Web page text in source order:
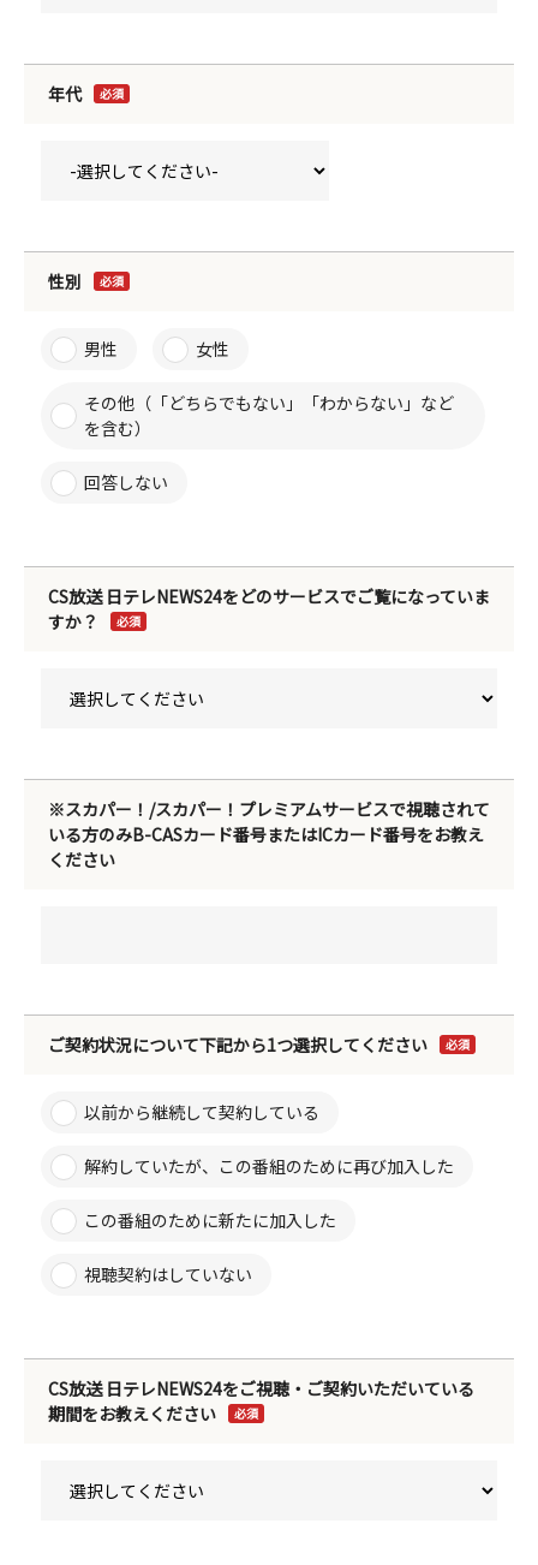
年代 必須
性別 必須
男性 女性
その他（「どちらでもない」「わからない」など
を含む）
回答しない
CS放送 日テレNEWS24をどのサービスでご覧になっていま
すか？
必須
※スカパー！/スカパー！プレミアムサービスで視聴されて
いる方のみB-CASカード番号またはICカード番号をお教え
ください
ご契約状況について下記から1つ選択してください 必須
以前から継続して契約している
解約していたが、この番組のために再び加入した
この番組のために新たに加入した
視聴契約はしていない
CS放送 日テレNEWS24をご視聴・ご契約いただいている
期間をお教えください
必須